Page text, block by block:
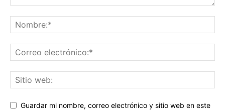
Guardar mi nombre, correo electrónico y sitio web en este